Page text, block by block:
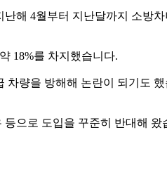
난해 4월부터 지난달까지 소방
18%를 차지했습니다.
차량을 방해해 논란이 되기도
으로 도입을 꾸준히 반대해 왔